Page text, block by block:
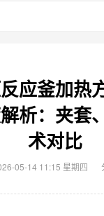
应釜加热
析：夹套
术对比
05-14 11:15 星期四